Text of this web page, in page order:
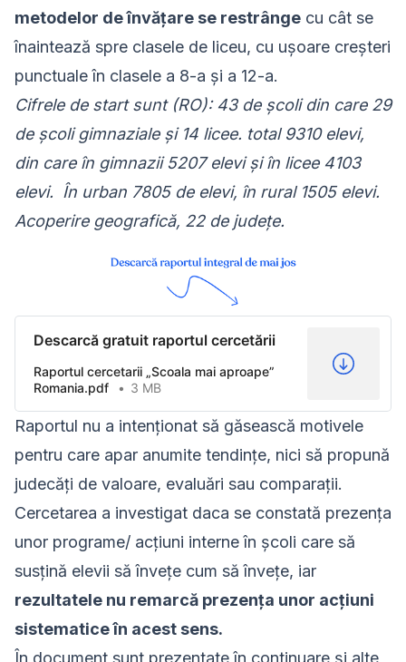
metodelor de învățare se restrânge cu cât se
înaintează spre clasele de liceu, cu ușoare creșteri
punctuale în clasele a 8-a și a 12-a.
Cifrele de start sunt (RO): 43 de școli din care 29
de școli gimnaziale și 14 licee. total 9310 elevi,
din care în gimnazii 5207 elevi și în licee 4103
elevi. În urban 7805 de elevi, în rural 1505 elevi.
Acoperire geografică, 22 de județe.
Descarcă gratuit raportul cercetării
Raportul cercetarii „Scoala mai aproape”
Romania.pdf
3 MB
Raportul nu a intenționat să găsească motivele
pentru care apar anumite tendințe, nici să propună
judecăți de valoare, evaluări sau comparații.
Cercetarea a investigat daca se constată prezența
unor programe/ acțiuni interne în școli care să
susțină elevii să învețe cum să învețe, iar
rezultatele nu remarcă prezența unor acțiuni
sistematice în acest sens.